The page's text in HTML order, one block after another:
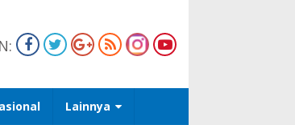
Lainnya